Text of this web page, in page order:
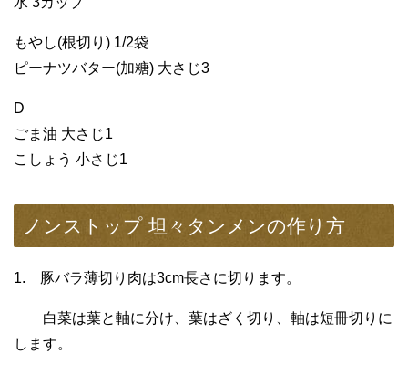
もやし(根切り) 1/2袋
ピーナツバター(加糖) 大さじ3
D
ごま油 大さじ1
こしょう 小さじ1
ノンストップ 坦々タンメンの作り方
1. 豚バラ薄切り肉は3cm長さに切ります。
白菜は葉と軸に分け、葉はざく切り、軸は短冊切りに
します。